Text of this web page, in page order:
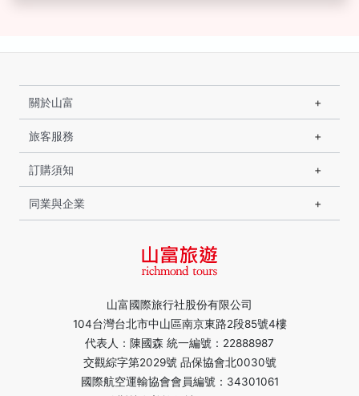
山富國際旅行社股份有限公司
104台灣台北市中山區南京東路2段85號4樓
代表人：陳國森 統一編號：22888987
交觀綜字第2029號 品保協會北0030號
國際航空運輸協會會員編號：34301061
關於山富
旅客服務
訂購須知
同業與企業